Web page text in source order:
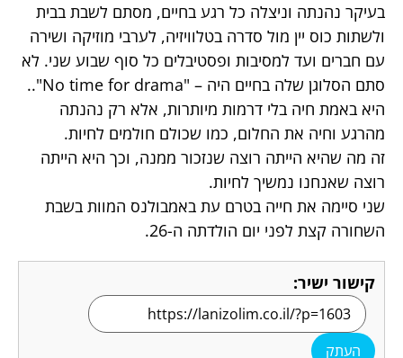
בעיקר נהנתה וניצלה כל רגע בחיים, מסתם לשבת בבית
ולשתות כוס יין מול סדרה בטלוויזיה, לערבי מוזיקה ושירה
עם חברים ועד למסיבות ופסטיבלים כל סוף שבוע שני. לא
סתם הסלוגן שלה בחיים היה – "No time for drama"..
היא באמת חיה בלי דרמות מיותרות, אלא רק נהנתה
מהרגע וחיה את החלום, כמו שכולם חולמים לחיות.
זה מה שהיא הייתה רוצה שנזכור ממנה, וכך היא הייתה
רוצה שאנחנו נמשיך לחיות.
שני סיימה את חייה בטרם עת באמבולנס המוות בשבת
השחורה קצת לפני יום הולדתה ה-26.
קישור ישיר:
העתק